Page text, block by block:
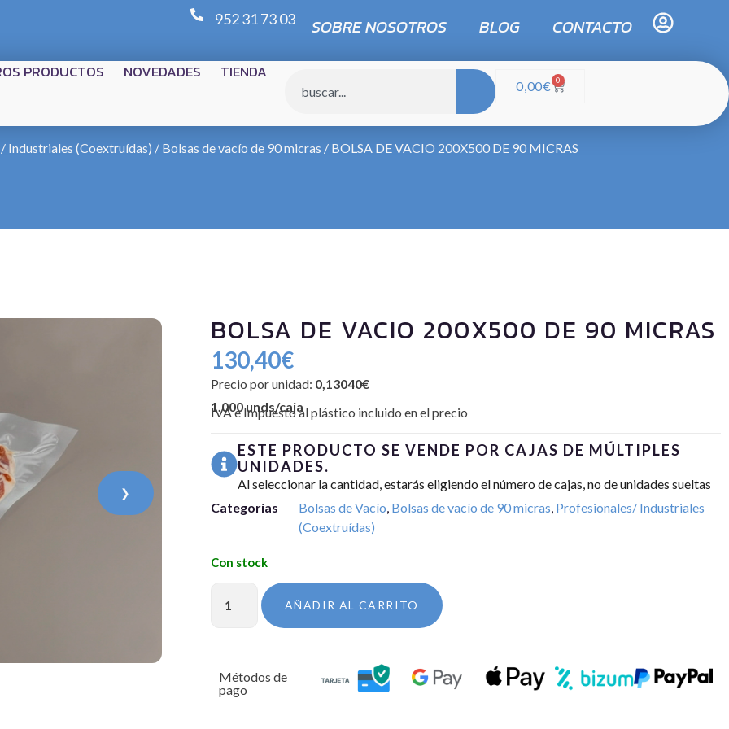
952 31 73 03 SOBRE NOSOTROS BLOG CONTACTO
PRODUCTOS NOVEDADES TIENDA
0,00€ 0
Industriales (Coextruídas) / Bolsas de vacío de 90 micras / BOLSA DE VACIO 200X500 DE 90 MICRAS
❯
BOLSA DE VACIO 200X500 DE 90 MICRAS
130,40€
Precio por unidad: 0,13040€
1.000 unds/caja
IVA e Impuesto al plástico incluido en el precio
ESTE PRODUCTO SE VENDE POR CAJAS DE MÚLTIPLES
UNIDADES.
Al seleccionar la cantidad, estarás eligiendo el número de cajas, no de unidades sueltas
Categorías
Bolsas de Vacío Bolsas de vacío de 90 micras Profesionales/ Industriales
(Coextruídas)
AÑADIR AL CARRITO
Métodos de
pago